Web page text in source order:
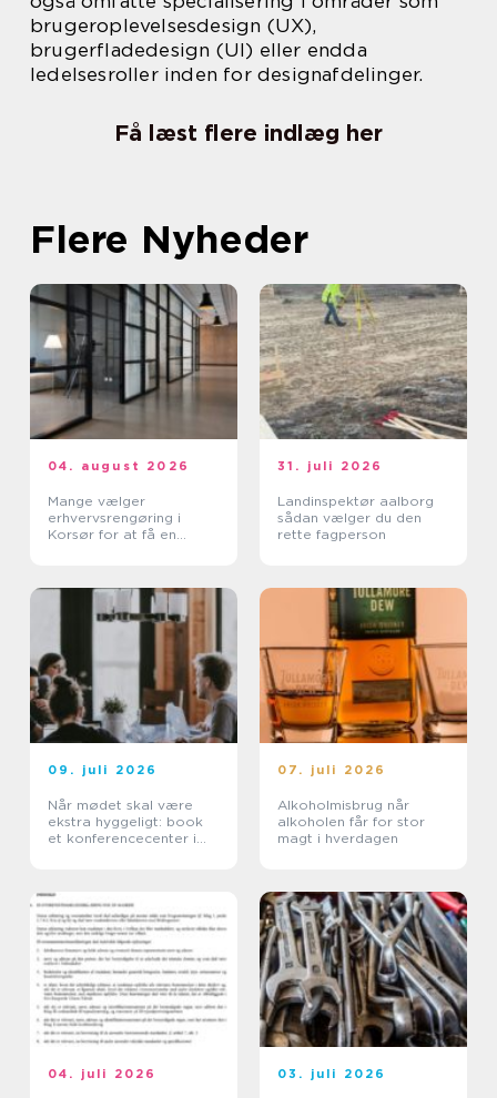
brugeroplevelsesdesign (UX),
brugerfladedesign (UI) eller endda
ledelsesroller inden for designafdelinger.
Få læst flere indlæg her
Flere Nyheder
04. august 2026
Mange vælger
erhvervsrengøring i
Korsør for at få en
31. juli 2026
Landinspektør aalborg
sådan vælger du den
rette fagperson
09. juli 2026
Når mødet skal være
ekstra hyggeligt: book
et konferencecenter i
07. juli 2026
Alkoholmisbrug når
alkoholen får for stor
magt i hverdagen
04. juli 2026 03. juli 2026